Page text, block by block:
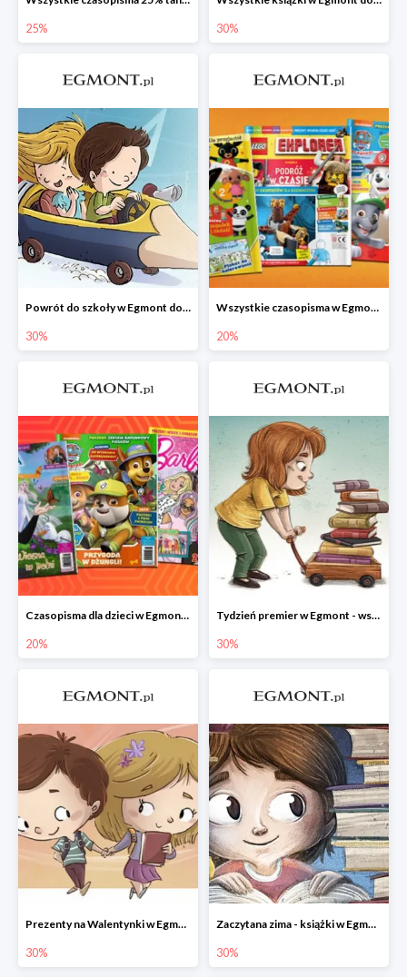
25% 30%
Powrót do szkoły w Egmont do -30%
30%
Wszystkie czasopisma w Egmont -20%
20%
Czasopisma dla dzieci w Egmont do -20%
20%
Tydzień premier w Egmont - wszystko -30%
30%
Prezenty na Walentynki w Egmont do -30%
30%
Zaczytana zima - książki w Egmont -30%
30%